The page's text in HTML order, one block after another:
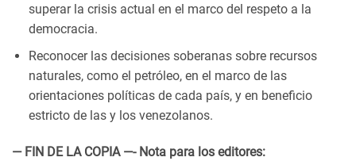
superar la crisis actual en el marco del respeto a la
democracia.
Reconocer las decisiones soberanas sobre recursos
naturales, como el petróleo, en el marco de las
orientaciones políticas de cada país, y en beneficio
estricto de las y los venezolanos.
— FIN DE LA COPIA —- Nota para los editores: